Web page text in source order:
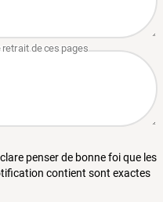
penser de bonne foi que les
contient sont exactes